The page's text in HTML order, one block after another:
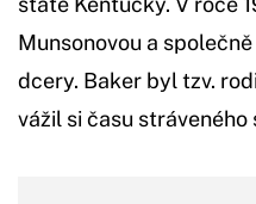
Munsonovou a
dcery. Baker byl tzv.
vážil si času